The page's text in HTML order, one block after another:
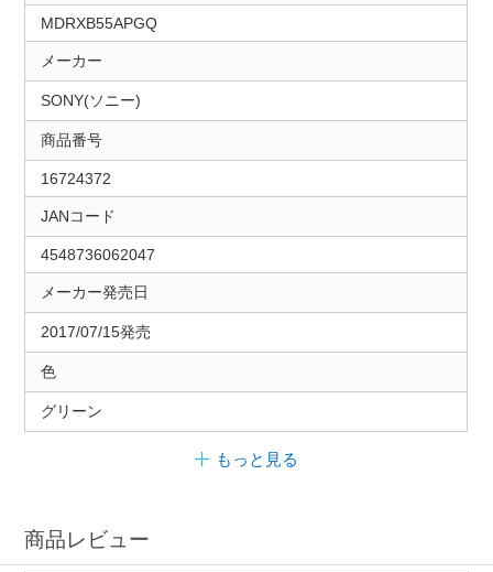
MDRXB55APGQ
メーカー
SONY(ソニー)
商品番号
16724372
JANコード
4548736062047
メーカー発売日
2017/07/15発売
色
グリーン
もっと見る
商品レビュー